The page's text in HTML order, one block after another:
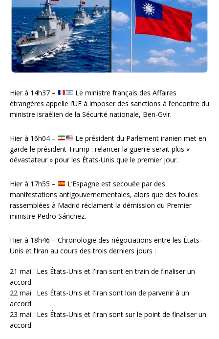
Hier à 14h37 –
Le ministre français des Affaires
étrangères appelle l’UE à imposer des sanctions à l’encontre du
ministre israélien de la Sécurité nationale, Ben-Gvir.
Hier à 16h04 –
Le président du Parlement iranien met en
garde le président Trump : relancer la guerre serait plus «
dévastateur » pour les États-Unis que le premier jour.
Hier à 17h55 –
L’Espagne est secouée par des
manifestations antigouvernementales, alors que des foules
rassemblées à Madrid réclament la démission du Premier
ministre Pedro Sánchez.
Hier à 18h46 – Chronologie des négociations entre les États-
Unis et l’Iran au cours des trois derniers jours :
21 mai : Les États-Unis et l’Iran sont en train de finaliser un
accord.
22 mai : Les États-Unis et l’Iran sont loin de parvenir à un
accord.
23 mai : Les États-Unis et l’Iran sont sur le point de finaliser un
accord.